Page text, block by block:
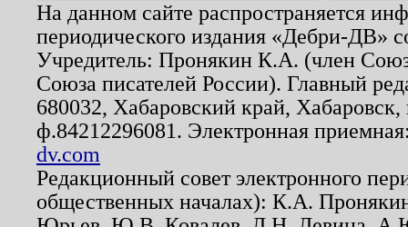
На данном сайте распространяется
периодического издания «Дебри-ДВ»
Учредитель: Пронякин К.А. (член
Союза писателей России). Главный
680032, Хабаровский край,
ф.84212296081. Электронная
dv.com
Редакционный совет электронного
общественных началах): К.А.